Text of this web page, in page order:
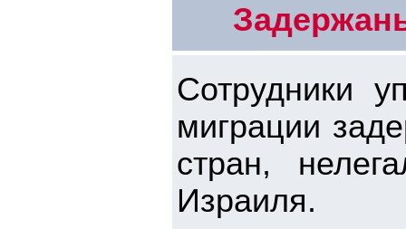
Сотрудники
миграции
стран,
Израиля.